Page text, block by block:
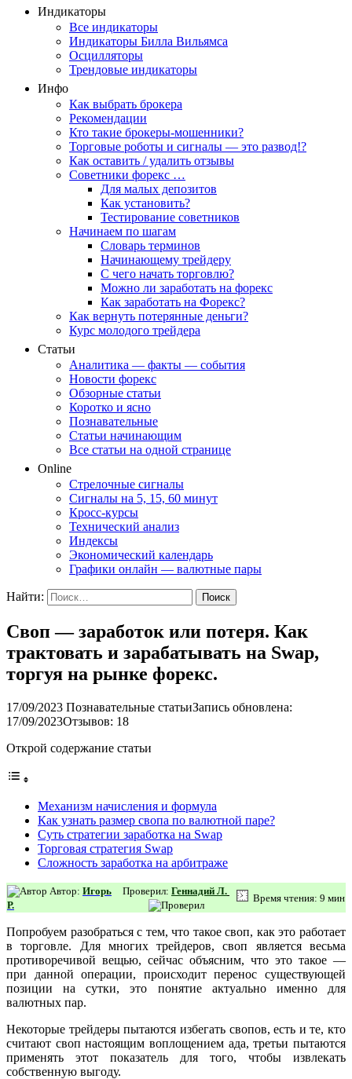
Индикаторы
Все индикаторы
Индикаторы Билла Вильямса
Осцилляторы
Трендовые индикаторы
Инфо
Как выбрать брокера
Рекомендации
Кто такие брокеры-мошенники?
Торговые роботы и сигналы — это развод!?
Как оставить / удалить отзывы
Советники форекс …
Для малых депозитов
Как установить?
Тестирование советников
Начинаем по шагам
Словарь терминов
Начинающему трейдеру
С чего начать торговлю?
Можно ли заработать на форекс
Как заработать на Форекс?
Как вернуть потерянные деньги?
Курс молодого трейдера
Статьи
Аналитика — факты — события
Новости форекс
Обзорные статьи
Коротко и ясно
Познавательные
Статьи начинающим
Все статьи на одной странице
Online
Стрелочные сигналы
Сигналы на 5, 15, 60 минут
Кросс-курсы
Технический анализ
Индексы
Экономический календарь
Графики онлайн — валютные пары
Найти:
Своп — заработок или потеря. Как
трактовать и зарабатывать на Swap,
торгуя на рынке форекс.
17/09/2023 Познавательные статьиЗапись обновлена:
17/09/2023Отзывов: 18
Открой содержание статьи
Механизм начисления и формула
Как узнать размер свопа по валютной паре?
Суть стратегии заработка на Swap
Торговая стратегия Swap
Сложность заработка на арбитраже
Автор: Игорь
Р.
Проверил: Геннадий Л.
Время чтения: 9 мин
Попробуем разобраться с тем, что такое своп, как это работает
в торговле. Для многих трейдеров, своп является весьма
противоречивой вещью, сейчас объясним, что это такое —
при данной операции, происходит перенос существующей
позиции на сутки, это понятие актуально именно для
валютных пар.
Некоторые трейдеры пытаются избегать свопов, есть и те, кто
считают своп настоящим воплощением ада, третьи пытаются
применять этот показатель для того, чтобы извлекать
собственную выгоду.